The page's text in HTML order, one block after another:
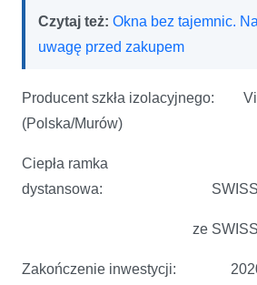
Czytaj też: Okna bez tajemnic.
uwagę przed zakupem
Producent szkła izolacyjnego:
(Polska/Murów)
Ciepła ramka
dystansowa:
ze
Zakończenie inwestycji: